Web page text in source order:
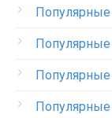
Популярные
Популярные
Популярные
Популярные